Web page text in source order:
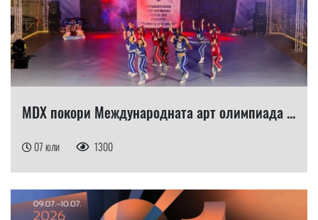
MDX покори Международната арт олимпиада ...
07 юли 1300